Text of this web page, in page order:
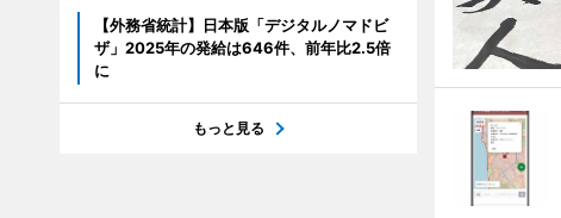
【外務省統計】日本版「デジタルノマドビ
ザ」2025年の発給は646件、前年比2.5倍
に
もっと見る